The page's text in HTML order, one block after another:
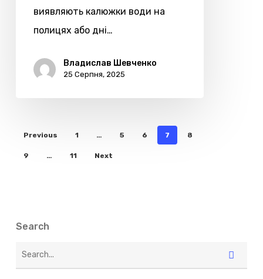
виявляють калюжки води на
полицях або дні…
Владислав Шевченко
25 Серпня, 2025
Previous 1 … 5 6 7 8
9 … 11 Next
Search